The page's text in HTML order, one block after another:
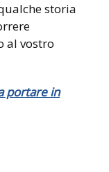
storia
al vostro
portare in